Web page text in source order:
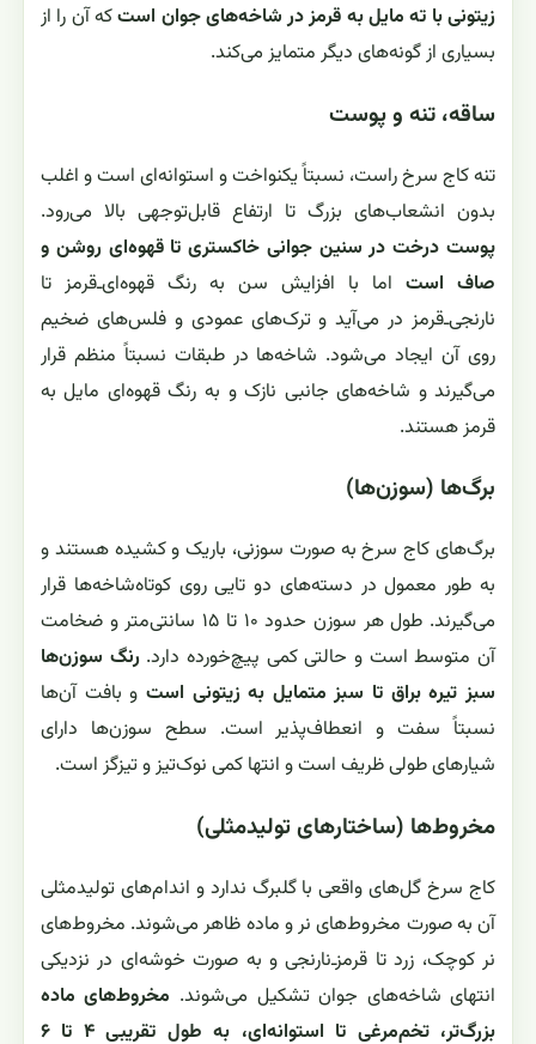
زیتونی با ته مایل به قرمز در شاخه‌های جوان استکه آن را از
بسیاری از گونه‌های دیگر متمایز می‌کند.
ساقه، تنه و پوست
تنه کاج سرخ راست، نسبتاً یکنواخت و استوانه‌ای است و اغلب
بدون انشعاب‌های بزرگ تا ارتفاع قابل‌توجهی بالا می‌رود.
پوست درخت در سنین جوانی خاکستری تا قهوه‌ای روشن و
صاف استاما با افزایش سن به رنگ قهوه‌ای‌ـ‌قرمز تا
نارنجی‌ـ‌قرمز در می‌آید و ترک‌های عمودی و فلس‌های ضخیم
روی آن ایجاد می‌شود. شاخه‌ها در طبقات نسبتاً منظم قرار
می‌گیرند و شاخه‌های جانبی نازک و به رنگ قهوه‌ای مایل به
قرمز هستند.
برگ‌ها (سوزن‌ها)
برگ‌های کاج سرخ به صورت سوزنی، باریک و کشیده هستند و
به طور معمول در دسته‌های دو تایی روی کوتاه‌شاخه‌ها قرار
می‌گیرند. طول هر سوزن حدود ۱۰ تا ۱۵ سانتی‌متر و ضخامت
آن متوسط است و حالتی کمی پیچ‌خورده دارد.رنگ سوزن‌ها
سبز تیره براق تا سبز متمایل به زیتونی است و بافت آن‌ها
نسبتاً سفت و انعطاف‌پذیر است. سطح سوزن‌ها دارای
شیارهای طولی ظریف است و انتها کمی نوک‌تیز و تیزگز است.
مخروط‌ها (ساختارهای تولیدمثلی)
کاج سرخ گل‌های واقعی با گلبرگ ندارد و اندام‌های تولیدمثلی
آن به صورت مخروط‌های نر و ماده ظاهر می‌شوند. مخروط‌های
نر کوچک، زرد تا قرمز‌ـ‌نارنجی و به صورت خوشه‌ای در نزدیکی
انتهای شاخه‌های جوان تشکیل می‌شوند. مخروط‌های ماده
بزرگ‌تر، تخم‌مرغی تا استوانه‌ای، به طول تقریبی ۴ تا ۶